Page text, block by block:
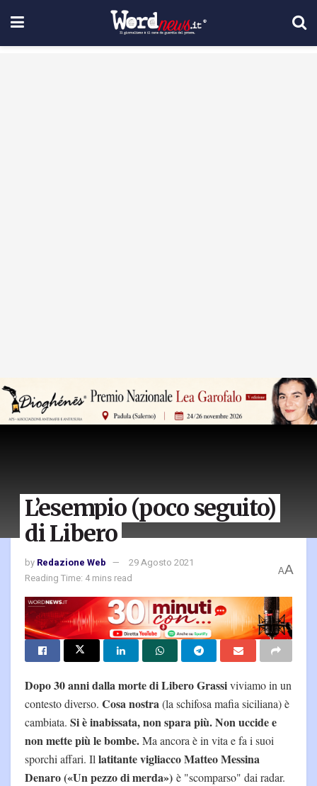
L’esempio (poco seguito)
di Libero
by Redazione Web
29 Agosto 2021
Reading Time: 4 mins read
AA
Dopo 30 anni dalla morte di Libero Grassiviviamo in un
contesto diverso. Cosa nostra(la schifosa mafia siciliana) è
cambiata. Si è inabissata, non spara più. Non uccide e
non mette più le bombe.Ma ancora è in vita e fa i suoi
sporchi affari. Il latitante vigliacco Matteo Messina
Denaro («Un pezzo di merda») è "scomparso" dai radar.